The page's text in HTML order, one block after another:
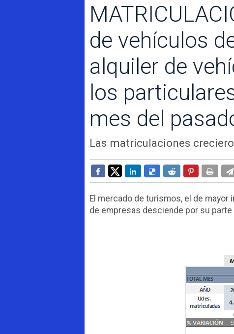
de vehículos
alquiler de
los
mes del
Las matriculaciones
El mercado de turismos, el de mayor
de empresas desciende por su parte